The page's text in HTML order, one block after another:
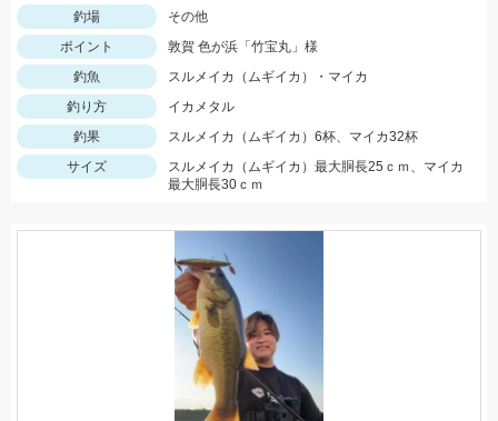
釣場
その他
ポイント
敦賀 色が浜「竹宝丸」様
釣魚
スルメイカ（ムギイカ）・マイカ
釣り方
イカメタル
釣果
スルメイカ（ムギイカ）6杯、マイカ32杯
サイズ
スルメイカ（ムギイカ）最大胴長25ｃｍ、マイカ
最大胴長30ｃｍ